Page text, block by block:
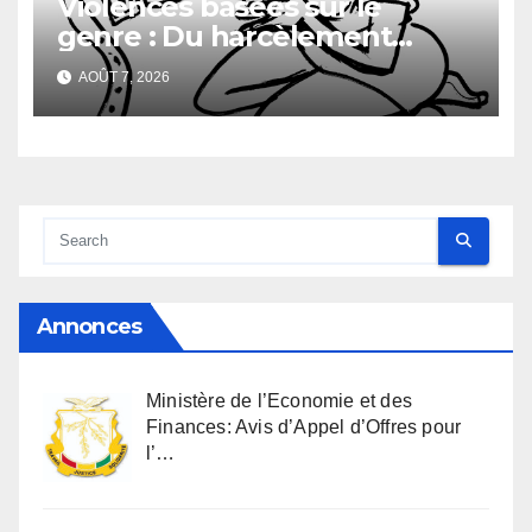
genre : Du harcèlement
sexuel
AOÛT 7, 2026
Annonces
Ministère de l’Economie et des
Finances: Avis d’Appel d’Offres pour
l’…